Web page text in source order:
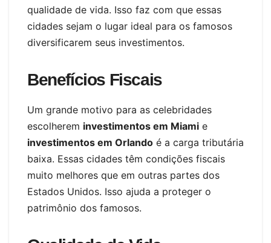
qualidade de vida. Isso faz com que essas
cidades sejam o lugar ideal para os famosos
diversificarem seus investimentos.
Benefícios Fiscais
Um grande motivo para as celebridades
escolherem investimentos em Miami e
investimentos em Orlando é a carga tributária
baixa. Essas cidades têm condições fiscais
muito melhores que em outras partes dos
Estados Unidos. Isso ajuda a proteger o
patrimônio dos famosos.